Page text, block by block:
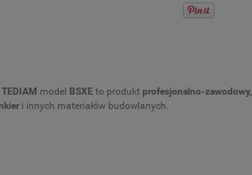
TEDIAM model BSXE to produkt profesjonalno-zawodowy,
i innych materiałów budowlanych.